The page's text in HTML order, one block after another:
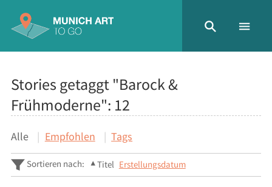
Stories getaggt "Barock &
Frühmoderne": 12
Alle Empfohlen Tags
Sortieren nach: Titel Erstellungsdatum